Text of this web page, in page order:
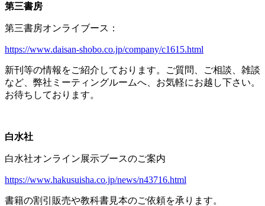
第三書房
第三書房オンライブース：
https://www.daisan-shobo.co.jp/company/c1615.html
新刊等の情報をご紹介しております。ご質問、ご相談、雑談
など、弊社ミーティングルームへ、お気軽にお越し下さい。
お待ちしております。
白水社
白水社オンライン展示ブースのご案内
https://www.hakusuisha.co.jp/news/n43716.html
書籍の割引販売や教科書見本のご依頼を承ります。